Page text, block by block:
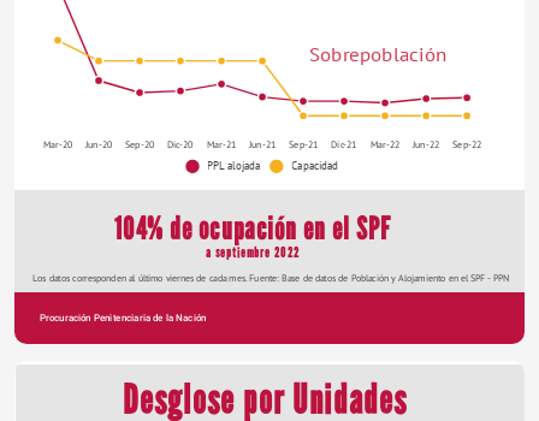
Mar-20 Jun-20 Sep-20 Dic-20 Mar-21 Jun-21 Sep-21 Dic-21 Mar-22 Jun-22 Sep-22
PPL alojada Capacidad
Sobrepoblación
104% de ocupación en el SPF
a septiembre 2022
Los datos corresponden al último viernes de cada mes. Fuente: Base de datos de Población y Alojamiento en el SPF - PPN
ANNUAL REPORT
Procuración Penitenciaria de la Nación
Desglose por Unidades